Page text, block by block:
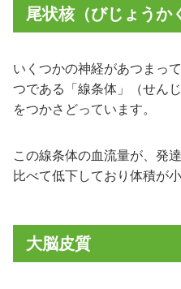
尾状核（びじょうか
いくつかの神経があつまっ
つである「線条体」（せん
をつかさどっています。
この線条体の血流量が、発
比べて低下しており体積が
大脳皮質